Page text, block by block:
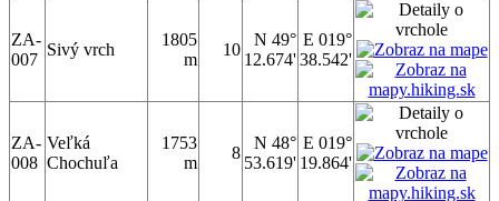
ZA-
007
Sivý vrch
1805
m
10
N 49°
12.674'
E 019°
38.542'
ZA-
008
Veľká
Chochuľa
1753
m
8
N 48°
53.619'
E 019°
19.864'